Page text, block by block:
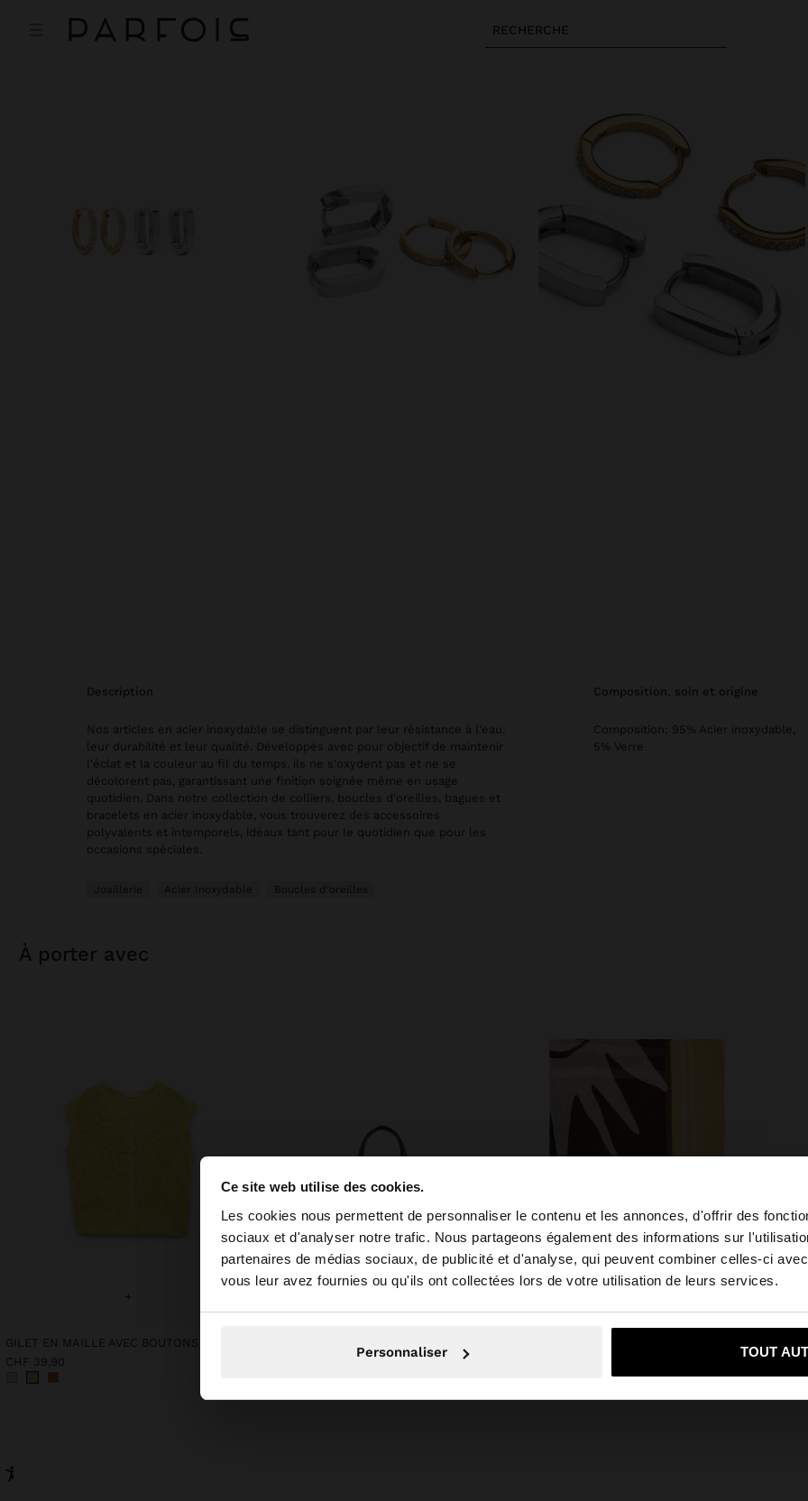
Ce site web utilise des cookies.
Les cookies nous permettent de personnaliser le contenu et les annonces, d'offrir des
sociaux et d'analyser notre trafic. Nous partageons également des informations sur
partenaires de médias sociaux, de publicité et d'analyse, qui peuvent combiner celles-ci
vous leur avez fournies ou qu'ils ont collectées lors de votre utilisation de leurs services.
Personnaliser TOUT
RECHERCHE
bonjour
Vous accédez au site depuis Suisse. Voulez-vous parcourir notre site au
Non, je souhaite rester sur Suisse Oui, dirigez-
description
Nos articles en acier inoxydable se distinguent par leur résistance à l'eau,
leur durabilité et leur qualité. Développés avec pour objectif de maintenir
l'éclat et la couleur au fil du temps, ils ne s'oxydent pas et ne se
décolorent pas, garantissant une finition soignée même en usage
quotidien. Dans notre collection de colliers, boucles d'oreilles, bagues et
bracelets en acier inoxydable, vous trouverez des accessoires
polyvalents et intemporels, idéaux tant pour le quotidien que pour les
occasions spéciales.
Joaillerie Acier Inoxydable Boucles d’oreilles
composition, soin et origine
Composition: 95% Acier inoxydable,
5% Verre
à porter avec
+
GILET EN MAILLE AVEC BOUTONS
CHF 39,90